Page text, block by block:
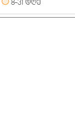
8-31 ᲓᲦᲔ